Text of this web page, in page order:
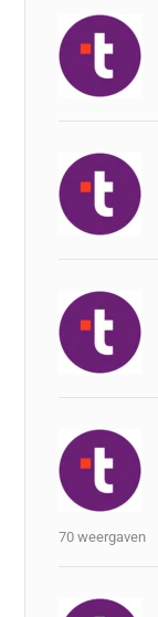
70 weergaven